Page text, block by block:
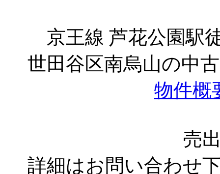
京王線 芦花公園駅
世田谷区南烏山の中
物件概
売
詳細はお問い合わせ